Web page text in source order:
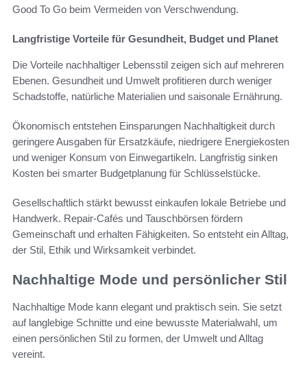
Good To Go beim Vermeiden von Verschwendung.
Langfristige Vorteile für Gesundheit, Budget und Planet
Die Vorteile nachhaltiger Lebensstil zeigen sich auf mehreren
Ebenen. Gesundheit und Umwelt profitieren durch weniger
Schadstoffe, natürliche Materialien und saisonale Ernährung.
Ökonomisch entstehen Einsparungen Nachhaltigkeit durch
geringere Ausgaben für Ersatzkäufe, niedrigere Energiekosten
und weniger Konsum von Einwegartikeln. Langfristig sinken
Kosten bei smarter Budgetplanung für Schlüsselstücke.
Gesellschaftlich stärkt bewusst einkaufen lokale Betriebe und
Handwerk. Repair-Cafés und Tauschbörsen fördern
Gemeinschaft und erhalten Fähigkeiten. So entsteht ein Alltag,
der Stil, Ethik und Wirksamkeit verbindet.
Nachhaltige Mode und persönlicher Stil
Nachhaltige Mode kann elegant und praktisch sein. Sie setzt
auf langlebige Schnitte und eine bewusste Materialwahl, um
einen persönlichen Stil zu formen, der Umwelt und Alltag
vereint.